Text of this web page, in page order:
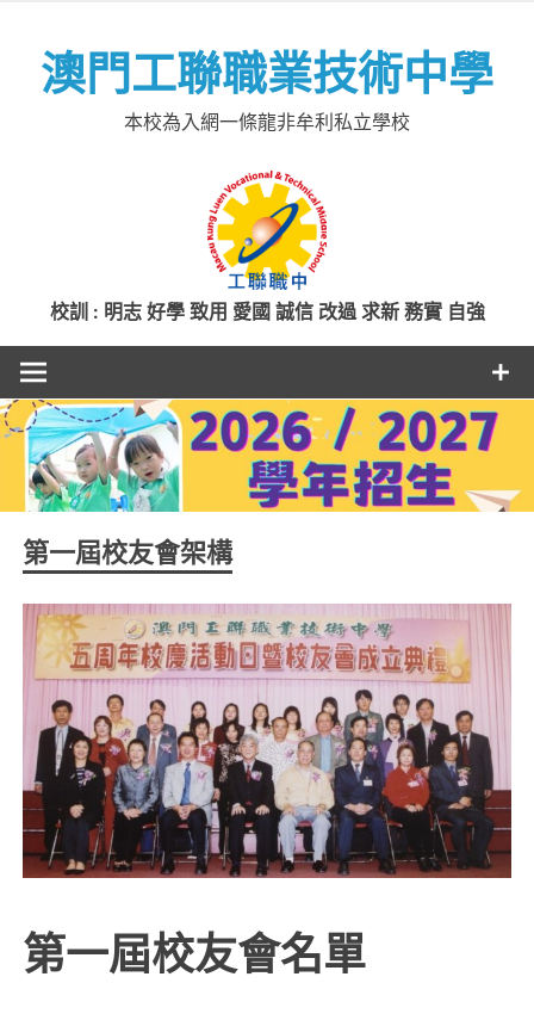
content澳門工聯職業技術中學
本校為入網一條龍非牟利私立學校
校訓 : 明志 好學 致用 愛國 誠信 改過 求新 務實 自強
第一屆校友會架構
第一屆校友會名單